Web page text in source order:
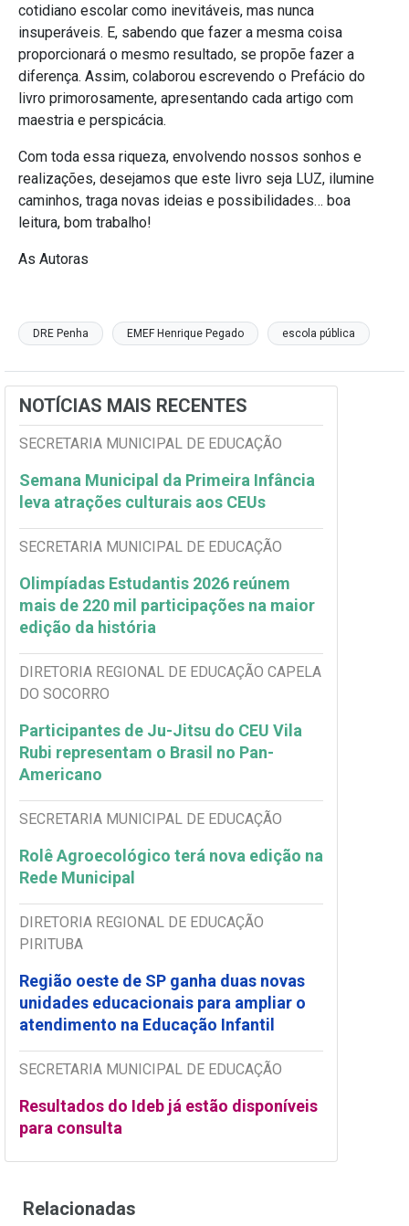
cotidiano escolar como inevitáveis, mas nunca
insuperáveis. E, sabendo que fazer a mesma coisa
proporcionará o mesmo resultado, se propõe fazer a
diferença. Assim, colaborou escrevendo o Prefácio do
livro primorosamente, apresentando cada artigo com
maestria e perspicácia.
Com toda essa riqueza, envolvendo nossos sonhos e
realizações, desejamos que este livro seja LUZ, ilumine
caminhos, traga novas ideias e possibilidades… boa
leitura, bom trabalho!
As Autoras
DRE Penha EMEF Henrique Pegado escola pública
NOTÍCIAS MAIS RECENTES
SECRETARIA MUNICIPAL DE EDUCAÇÃO
Semana Municipal da Primeira Infância
leva atrações culturais aos CEUs
SECRETARIA MUNICIPAL DE EDUCAÇÃO
Olimpíadas Estudantis 2026 reúnem
mais de 220 mil participações na maior
edição da história
DIRETORIA REGIONAL DE EDUCAÇÃO CAPELA
DO SOCORRO
Participantes de Ju-Jitsu do CEU Vila
Rubi representam o Brasil no Pan-
Americano
SECRETARIA MUNICIPAL DE EDUCAÇÃO
Rolê Agroecológico terá nova edição na
Rede Municipal
DIRETORIA REGIONAL DE EDUCAÇÃO
PIRITUBA
Região oeste de SP ganha duas novas
unidades educacionais para ampliar o
atendimento na Educação Infantil
SECRETARIA MUNICIPAL DE EDUCAÇÃO
Resultados do Ideb já estão disponíveis
para consulta
Relacionadas